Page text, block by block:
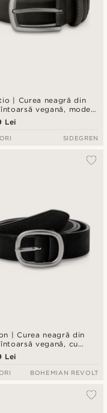
| Curea neagră din
vegană, model
Lei
SIDEGREN
| Curea neagră din
vegană, cu
rotundă
Lei
BOHEMIAN REVOLT